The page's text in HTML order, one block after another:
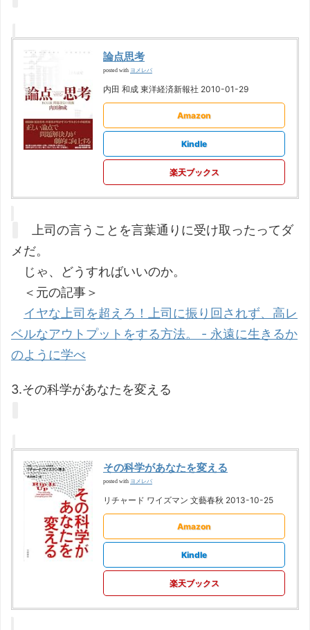
論点思考
posted with ヨメレバ
内田 和成 東洋経済新報社 2010-01-29
Amazon
Kindle
楽天ブックス
上司の言うことを言葉通りに受け取ったってダ
メだ。
じゃ、どうすればいいのか。
＜元の記事＞
イヤな上司を超えろ！上司に振り回されず、高レ
ベルなアウトプットをする方法。 - 永遠に生きるか
のように学べ
3.その科学があなたを変える
その科学があなたを変える
posted with ヨメレバ
リチャード ワイズマン 文藝春秋 2013-10-25
Amazon
Kindle
楽天ブックス